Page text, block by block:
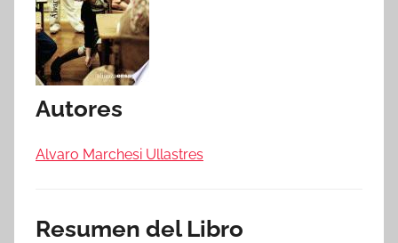
Autores
Alvaro Marchesi Ullastres
Resumen del Libro